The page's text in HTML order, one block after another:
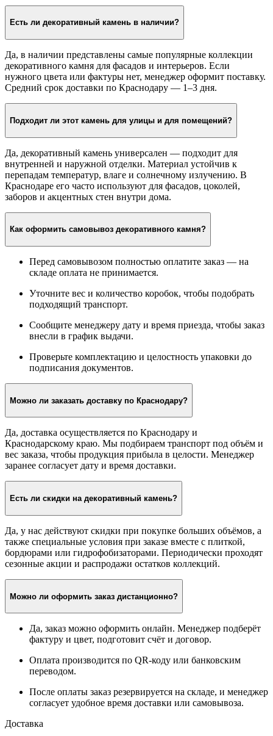
Есть ли декоративный камень в наличии?
Да, в наличии представлены самые популярные коллекции
декоративного камня для фасадов и интерьеров. Если
нужного цвета или фактуры нет, менеджер оформит поставку.
Средний срок доставки по Краснодару — 1–3 дня.
Подходит ли этот камень для улицы и для помещений?
Да, декоративный камень универсален — подходит для
внутренней и наружной отделки. Материал устойчив к
перепадам температур, влаге и солнечному излучению. В
Краснодаре его часто используют для фасадов, цоколей,
заборов и акцентных стен внутри дома.
Как оформить самовывоз декоративного камня?
Перед самовывозом полностью оплатите заказ — на
складе оплата не принимается.
Уточните вес и количество коробок, чтобы подобрать
подходящий транспорт.
Сообщите менеджеру дату и время приезда, чтобы заказ
внесли в график выдачи.
Проверьте комплектацию и целостность упаковки до
подписания документов.
Можно ли заказать доставку по Краснодару?
Да, доставка осуществляется по Краснодару и
Краснодарскому краю. Мы подбираем транспорт под объём и
вес заказа, чтобы продукция прибыла в целости. Менеджер
заранее согласует дату и время доставки.
Есть ли скидки на декоративный камень?
Да, у нас действуют скидки при покупке больших объёмов, а
также специальные условия при заказе вместе с плиткой,
бордюрами или гидрофобизаторами. Периодически проходят
сезонные акции и распродажи остатков коллекций.
Можно ли оформить заказ дистанционно?
Да, заказ можно оформить онлайн. Менеджер подберёт
фактуру и цвет, подготовит счёт и договор.
Оплата производится по QR-коду или банковским
переводом.
После оплаты заказ резервируется на складе, и менеджер
согласует удобное время доставки или самовывоза.
Доставка